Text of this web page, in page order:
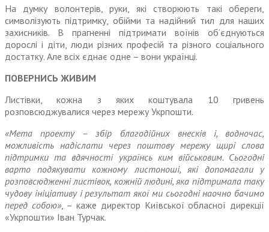
На думку волонтерів, руки, які створюють такі обереги,
символізують підтримку, обійми та надійний тил для наших
захисників. В прагненні підтримати воїнів об’єднуються
дорослі і діти, люди різних професій та різного соціального
достатку. Але всіх єднає одне – вони українці.
ПОВЕРНИСЬ ЖИВИМ
Листівки, кожна з яких коштувала 10 гривень
розповсюджувалися через мережу Укрпошти.
«Мета проекту – збір благодійних внесків і, водночас,
можливість надіслати через поштову мережу щирі слова
підтримки та вдячності українсь ким військовим. Сьогодні
варто подякувати кожному листоноші, які допомагали у
розповсюдженні листівок, кожній людині, яка підтримала таку
чудову ініціативу і результат якої ми сьогодні наочно бачимо
перед собою», – каже директор Київської обласної дирекції
«Укрпошти» Іван Турчак.